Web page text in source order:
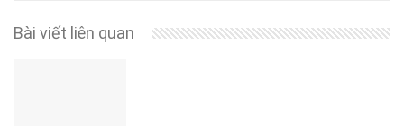
Bài viết liên quan